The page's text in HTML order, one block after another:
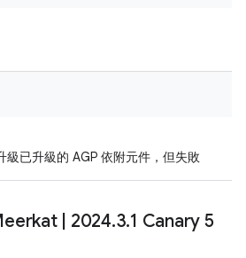
已升級的 AGP 依附元件，但失敗
2024.3.1 Canary 5